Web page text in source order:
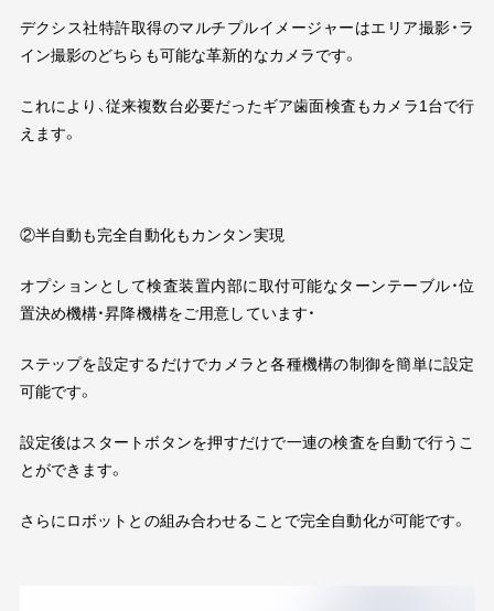
デクシス社特許取得のマルチプルイメージャーはエリア撮影・ラ
イン撮影のどちらも可能な革新的なカメラです。
これにより、従来複数台必要だったギア歯面検査もカメラ1 台で行
えます。
②半自動も完全自動化もカンタン実現
オプションとして検査装置内部に取付可能なターンテーブル・位
置決め機構・昇降機構をご用意しています・
ステップを設定するだけでカメラと各種機構の制御を簡単に設定
可能です。
設定後はスタートボタンを押すだけで一連の検査を自動で行うこ
とができます。
さらにロボットとの組み合わせることで完全自動化が可能です。